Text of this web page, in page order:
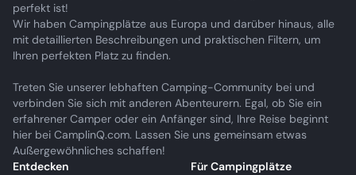
perfekt ist!
Wir haben Campingplätze aus Europa und darüber hinaus, alle
mit detaillierten Beschreibungen und praktischen Filtern, um
Ihren perfekten Platz zu finden.
Treten Sie unserer lebhaften Camping-Community bei und
verbinden Sie sich mit anderen Abenteurern. Egal, ob Sie ein
erfahrener Camper oder ein Anfänger sind, Ihre Reise beginnt
hier bei CamplinQ.com. Lassen Sie uns gemeinsam etwas
Außergewöhnliches schaffen!
Entdecken
Für Campingplätze